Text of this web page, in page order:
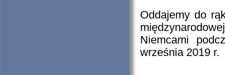
Oddajemy do
Niemcami
września 2019 r.